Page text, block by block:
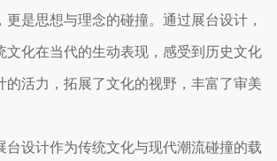
更是思想与理念的碰撞。通过展台设计，
文化在当代的生动表现，感受到历史文化
的活力，拓展了文化的视野，丰富了审美
台设计作为传统文化与现代潮流碰撞的载